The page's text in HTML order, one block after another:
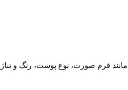
فرم صورت، نوع پوست، رنگ و